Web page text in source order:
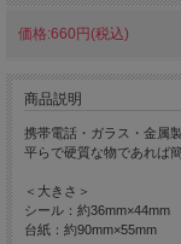
価格:660円(税込)
商品説明
携帯電話・ガラス・金属
平らで硬質な物であれば
＜大きさ＞
シール：約36mm×44mm
台紙：約90mm×55mm